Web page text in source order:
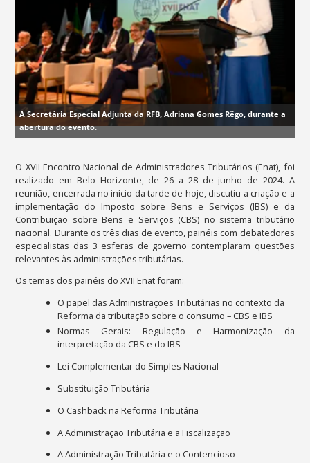
A Secretária Especial Adjunta da RFB, Adriana Gomes Rêgo, durante a
abertura do evento.
O XVII Encontro Nacional de Administradores Tributários (Enat), foi
realizado em Belo Horizonte, de 26 a 28 de junho de 2024. A
reunião, encerrada no início da tarde de hoje, discutiu a criação e a
implementação do Imposto sobre Bens e Serviços (IBS) e da
Contribuição sobre Bens e Serviços (CBS) no sistema tributário
nacional. Durante os três dias de evento, painéis com debatedores
especialistas das 3 esferas de governo contemplaram questões
relevantes às administrações tributárias.
Os temas dos painéis do XVII Enat foram:
O papel das Administrações Tributárias no contexto da
Reforma da tributação sobre o consumo – CBS e IBS
Normas Gerais: Regulação e Harmonização da
interpretação da CBS e do IBS
Lei Complementar do Simples Nacional
Substituição Tributária
O Cashback na Reforma Tributária
A Administração Tributária e a Fiscalização
A Administração Tributária e o Contencioso